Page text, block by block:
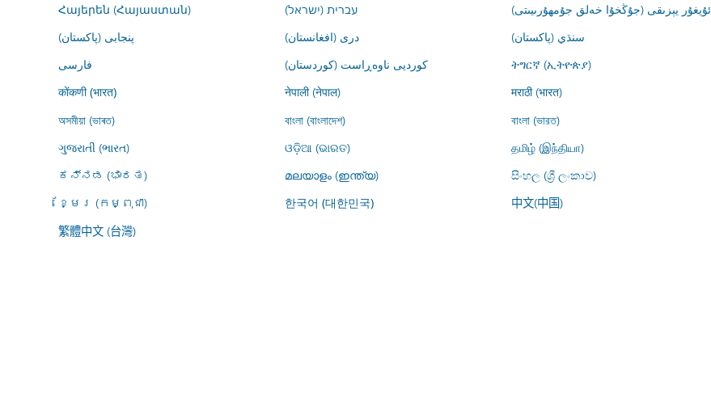
Հայերեն (Հայաստան)
עברית (ישראל) ئۇيغۇر يېزىقى (جۇڭخۇا خەلق جۇمھۇرىيىتى)
پنجابی (پاکستان)
درى (افغانستان) سنڌي (پاکستان)
فارسى
کوردیی ناوەڕاست (کوردستان) ትግርኛ (ኢትዮጵያ)
कोंकणी (भारत) नेपाली (नेपाल) मराठी (भारत)
অসমীয়া (ভাৰত) বাংলা (বাংলাদেশ) বাংলা (ভারত)
ગુજરાતી (ભારત)
ଓଡ଼ିଆ (ଭାରତ) தமிழ் (இந்தியா)
ಕನ್ನಡ (ಭಾರತ)
മലയാളം (ഇന്ത്യ) සිංහල (ශ්‍රී ලංකාව)
ខ្មែរ (កម្ពុជា)
한국어 (대한민국) 中文(中国)
繁體中文 (台灣)